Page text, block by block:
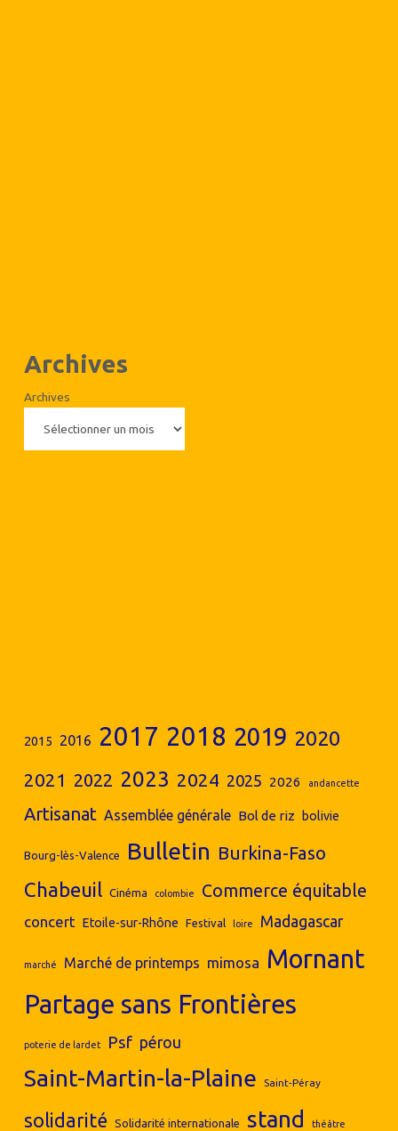
Archives
Archives
2015 2016 2017 2018 2019 2020
2021 2022 2023 2024 2025 2026 andancette
Artisanat Assemblée générale Bol de riz bolivie
Bourg-lès-Valence Bulletin Burkina-Faso
Chabeuil Cinéma colombie Commerce équitable
concert Etoile-sur-Rhône Festival loire Madagascar
marché Marché de printemps mimosa Mornant
Partage sans Frontières
poterie de lardet Psf pérou
Saint-Martin-la-Plaine Saint-Péray
solidarité Solidarité internationale stand théâtre